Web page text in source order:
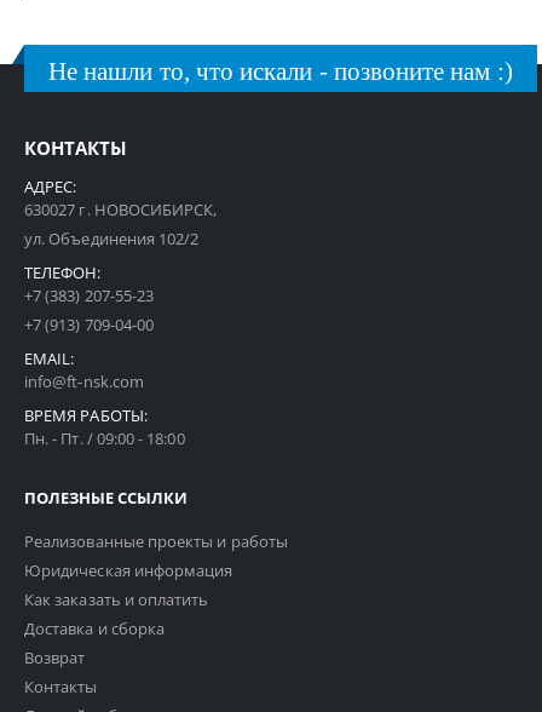
Не нашли то, что искали - позвоните нам :)
КОНТАКТЫ
АДРЕС:
630027 г. НОВОСИБИРСК,
ул. Объединения 102/2
ТЕЛЕФОН:
+7 (383) 207-55-23
+7 (913) 709-04-00
EMAIL:
info@ft-nsk.com
ВРЕМЯ РАБОТЫ:
Пн. - Пт. / 09:00 - 18:00
ПОЛЕЗНЫЕ ССЫЛКИ
Реализованные проекты и работы
Юридическая информация
Как заказать и оплатить
Доставка и сборка
Возврат
Контакты